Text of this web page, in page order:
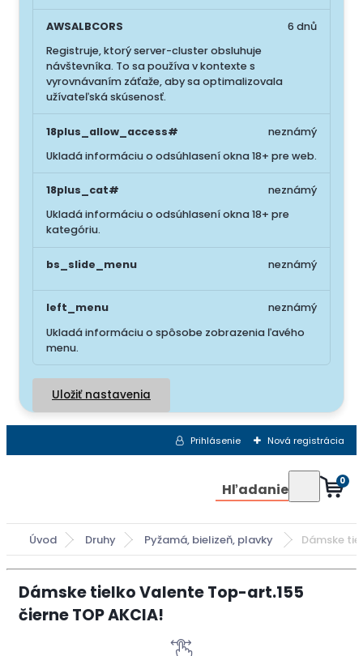
AWSALBCORS
Registruje, ktorý server-cluster obsluhuje
návštevníka. To sa používa v kontexte s
vyrovnávaním záťaže, aby sa optimalizovala
užívateľská skúsenosť.
6 dnů
18plus_allow_access#
Ukladá informáciu o odsúhlasení okna 18+ pre web.
neznámý
18plus_cat#
Ukladá informáciu o odsúhlasení okna 18+ pre
kategóriu.
neznámý
bs_slide_menu neznámý
left_menu
Ukladá informáciu o spôsobe zobrazenia ľavého
menu.
neznámý
Uložiť nastavenia
Prihlásenie Nová registrácia
Hľadanie 0
Úvod Druhy Pyžamá, bielizeň, plavky Dámske
Dámske tielko Valente Top-art.155
čierne TOP AKCIA!